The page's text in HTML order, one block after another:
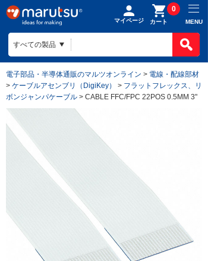
マイページ カート
0
MENU
電子部品・半導体通販のマルツオンライン > 電線・配線部材
> ケーブルアセンブリ（DigiKey） > フラットフレックス、リ
ボンジャンパケーブル > CABLE FFC/FPC 22POS 0.5MM 3"